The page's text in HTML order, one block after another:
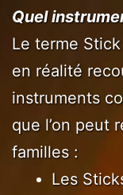
Quel
Le terme
en réalité
instruments
que l’on peut
familles :
Les